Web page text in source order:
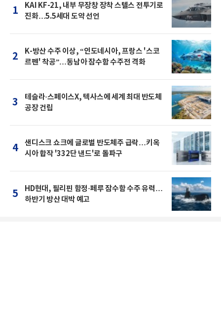
1
KAI KF-21, 내부 무장창 장착 스텔스 전투기로
진화…5.5세대 도약 선언
2
K-방산 수주 이상, “인도네시아, 프랑스 '스코
르펜' 착공”…동남아 잠수함 수주전 격화
3
테슬라·스페이스X, 텍사스에 세계 최대 반도체
공장 건립
4
샌디스크 쇼크에 글로벌 반도체주 급락…키옥
시아 합작 '332단 낸드'로 돌파구
5
HD현대, 필리핀 함정·페루 잠수함 수주 유력…
하반기 방산 대박 예고